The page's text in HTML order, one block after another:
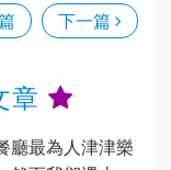
下一篇
章
廳最為人津津樂